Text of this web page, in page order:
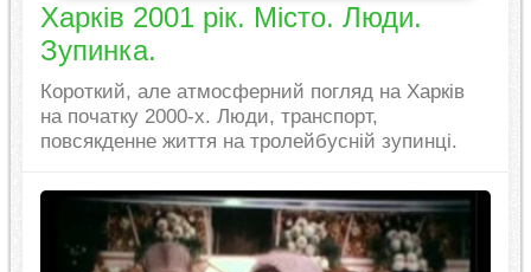
Харків 2001 рік. Місто. Люди.
Зупинка.
Короткий, але атмосферний погляд на Харків
на початку 2000-х. Люди, транспорт,
повсякденне життя на тролейбусній зупинці.